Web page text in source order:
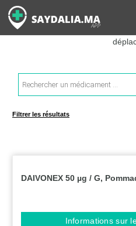
Rechercher les informations
estimer ainsi le coût total de
Recherche
de
produits
Filtrer les résultats
DAIVONEX 50 µg / G,
Informations sur